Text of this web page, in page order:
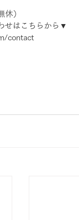
）
せはこちらから▼
contact